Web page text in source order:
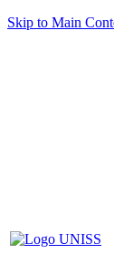
Skip to Main